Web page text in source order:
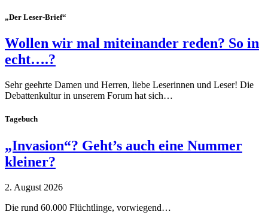
„Der Leser-Brief“
Wollen wir mal miteinander reden? So in
echt….?
Sehr geehrte Damen und Herren, liebe Leserinnen und Leser! Die
Debattenkultur in unserem Forum hat sich…
Tagebuch
„Invasion“? Geht’s auch eine Nummer
kleiner?
2. August 2026
Die rund 60.000 Flüchtlinge, vorwiegend…